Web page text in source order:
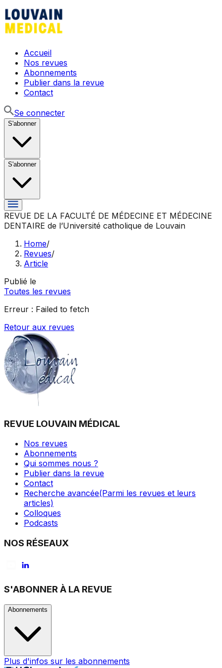
Accueil
Nos revues
Abonnements
Publier dans la revue
Contact
Se connecter
S'abonner
S'abonner
REVUE DE LA FACULTÉ DE MÉDECINE ET MÉDECINE
DENTAIRE de l’Université catholique de Louvain
Home/
Revues/
Article
Publié le
Toutes les revues
Erreur : Failed to fetch
Retour aux revues
REVUE LOUVAIN MÉDICAL
Nos revues
Abonnements
Qui sommes nous ?
Publier dans la revue
Contact
Recherche avancée(Parmi les revues et leurs
articles)
Colloques
Podcasts
NOS RÉSEAUX
S'ABONNER À LA REVUE
Abonnements
Plus d'infos sur les abonnements